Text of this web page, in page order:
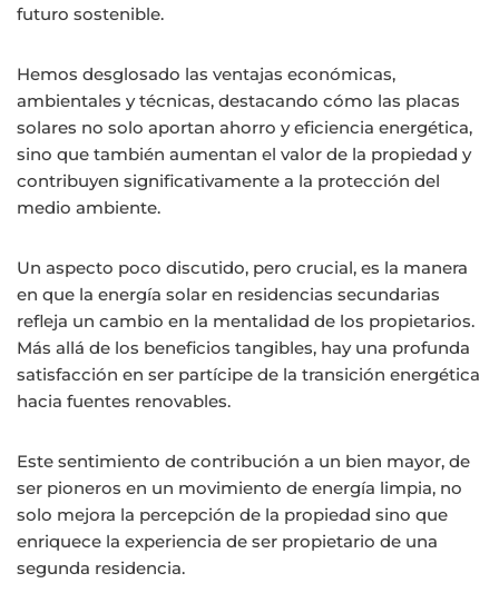
futuro sostenible.
Hemos desglosado las ventajas económicas,
ambientales y técnicas, destacando cómo las placas
solares no solo aportan ahorro y eficiencia energética,
sino que también aumentan el valor de la propiedad y
contribuyen significativamente a la protección del
medio ambiente.
Un aspecto poco discutido, pero crucial, es la manera
en que la energía solar en residencias secundarias
refleja un cambio en la mentalidad de los propietarios.
Más allá de los beneficios tangibles, hay una profunda
satisfacción en ser partícipe de la transición energética
hacia fuentes renovables.
Este sentimiento de contribución a un bien mayor, de
ser pioneros en un movimiento de energía limpia, no
solo mejora la percepción de la propiedad sino que
enriquece la experiencia de ser propietario de una
segunda residencia.